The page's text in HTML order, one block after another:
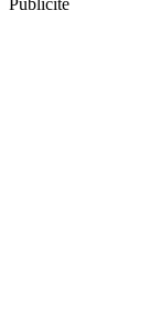
Publicité